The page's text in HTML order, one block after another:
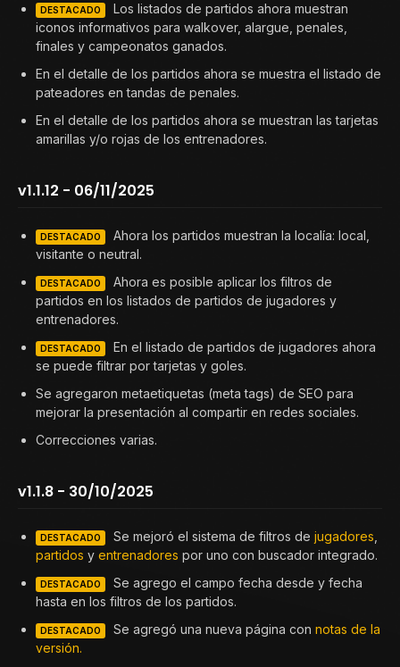
DESTACADO
Los listados de partidos ahora muestran
iconos informativos para walkover, alargue, penales,
finales y campeonatos ganados.
En el detalle de los partidos ahora se muestra el listado de
pateadores en tandas de penales.
En el detalle de los partidos ahora se muestran las tarjetas
amarillas y/o rojas de los entrenadores.
v1.1.12 - 06/11/2025
DESTACADO
Ahora los partidos muestran la localía: local,
visitante o neutral.
DESTACADO
Ahora es posible aplicar los filtros de
partidos en los listados de partidos de jugadores y
entrenadores.
DESTACADO
En el listado de partidos de jugadores ahora
se puede filtrar por tarjetas y goles.
Se agregaron metaetiquetas (meta tags) de SEO para
mejorar la presentación al compartir en redes sociales.
Correcciones varias.
v1.1.8 - 30/10/2025
DESTACADO Se mejoró el sistema de filtros de jugadores
partidos y entrenadores por uno con buscador integrado.
DESTACADO
Se agrego el campo fecha desde y fecha
hasta en los filtros de los partidos.
DESTACADO Se agregó una nueva página con notas de la
versión.